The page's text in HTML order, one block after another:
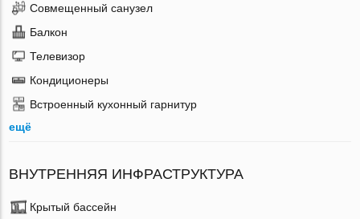
Совмещенный санузел
Балкон
Телевизор
Кондиционеры
Встроенный кухонный гарнитур
ещё
ВНУТРЕННЯЯ ИНФРАСТРУКТУРА
Крытый бассейн